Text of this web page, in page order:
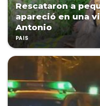
Rescataron a
apareció en una
Antonio
PAÍS